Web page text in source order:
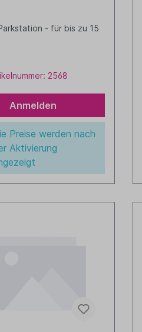
- für bis zu 15
2568
Anmelden
Preise werden nach
Aktivierung